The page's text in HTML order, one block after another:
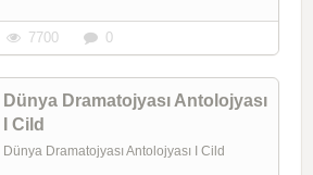
7700 0
Dünya Dramatojyası Antolojyası
I Cild
Dünya Dramatojyası Antolojyası I Cild